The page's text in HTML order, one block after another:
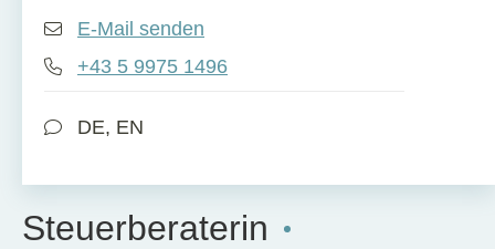
E-Mail senden
+43 5 9975 1496
DE, EN
Steuerberaterin